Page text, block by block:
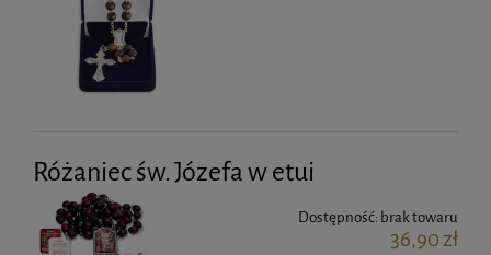
Różaniec św. Józefa w etui
Dostępność: brak towaru
36,90 zł